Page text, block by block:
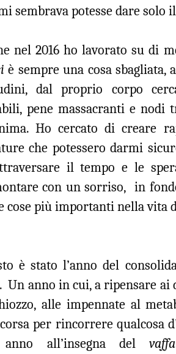
sembrava potesse dare solo
nel 2016 ho lavorato su di
è sempre una cosa
dal proprio corpo
pene massacranti e
Ho cercato di creare
che potessero darmi
il tempo e le
con un sorriso, in
cose più importanti nella vita
è stato l’anno del
Un anno in cui, a ripensare
alle impennate al
per rincorrere qualcosa
all’insegna del